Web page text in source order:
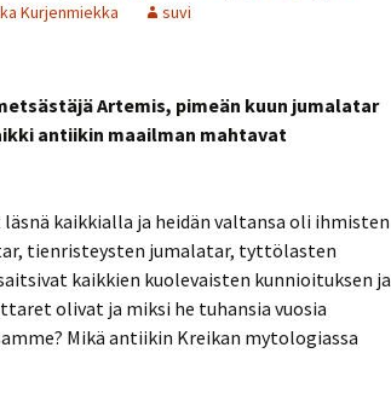
Kurjenmiekka suvi
Artemis, pimeän kuun jumalatar
antiikin maailman mahtavat
kaikkialla ja heidän valtansa oli ihmisten
tienristeysten jumalatar, tyttölasten
kaikkien kuolevaisten kunnioituksen ja
olivat ja miksi he tuhansia vuosia
Mikä antiikin Kreikan mytologiassa